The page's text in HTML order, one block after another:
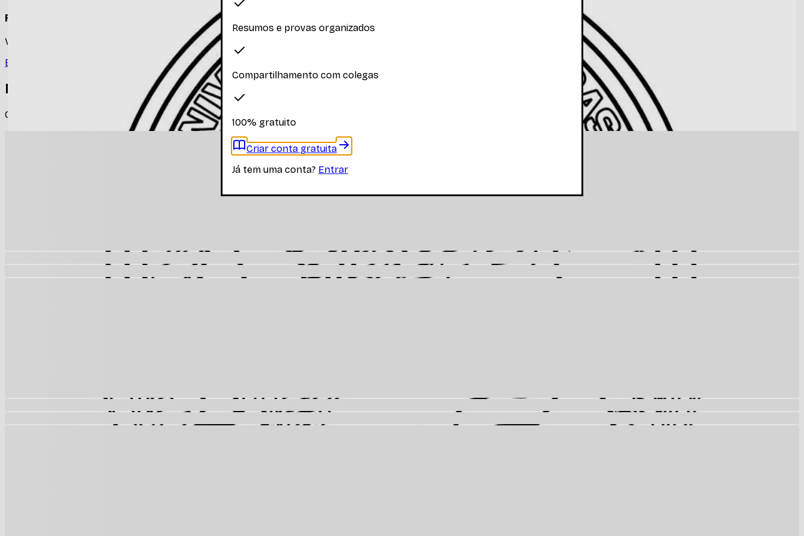
Faça login para ver os materiais
Você precisa estar logado para ver os materiais dessa disciplina
Entrar
Materiais relacionados
Outros materiais que podem te interessar enquanto não há materiais específicos desta disciplina
Resumos e provas organizados
Compartilhamento com colegas
100% gratuito
Criar conta gratuita
Já tem uma conta? Entrar